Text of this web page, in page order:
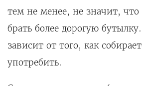
тем не менее, не значит, что
брать более дорогую
зависит от того, как
употребить.